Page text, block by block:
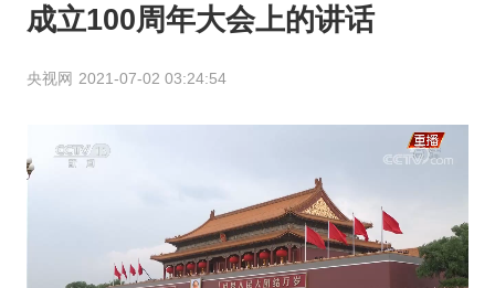
成立100周年大会上的讲话
央视网 2021-07-02 03:24:54